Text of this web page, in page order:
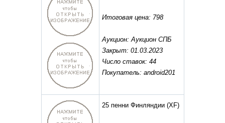
Итоговая цена: 798
Аукцион: Аукцион СПБ
Закрыт: 01.03.2023
Число ставок: 44
Покупатель: android201
25 пенни Финляндии(XF)